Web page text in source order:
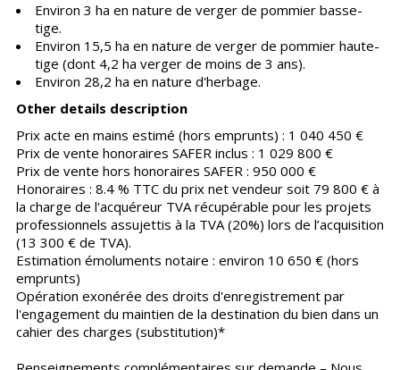
Environ 3 ha en nature de verger de pommier basse-
tige.
Environ 15,5 ha en nature de verger de pommier haute-
tige (dont 4,2 ha verger de moins de 3 ans).
Environ 28,2 ha en nature d'herbage.
Other details description
Prix acte en mains estimé (hors emprunts) : 1 040 450 €
Prix de vente honoraires SAFER inclus : 1 029 800 €
Prix de vente hors honoraires SAFER : 950 000 €
Honoraires : 8.4 % TTC du prix net vendeur soit 79 800 € à
la charge de l'acquéreur TVA récupérable pour les projets
professionnels assujettis à la TVA (20%) lors de l’acquisition
(13 300 € de TVA).
Estimation émoluments notaire : environ 10 650 € (hors
emprunts)
Opération exonérée des droits d'enregistrement par
l'engagement du maintien de la destination du bien dans un
cahier des charges (substitution)*